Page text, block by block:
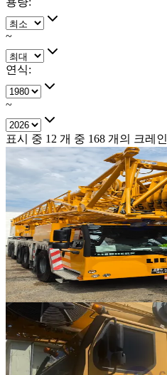
~
연식:
~
표시 중 12 개 중 168 개의 크레인
판매중추천매물
Liebherr · AT 크레인·AT-313
NEW
LTM 1230-5.1
2025년식 · 230톤
가격 문의
34
판매중
추천매물
Liebherr · AT 크레인· AT-304
NEW